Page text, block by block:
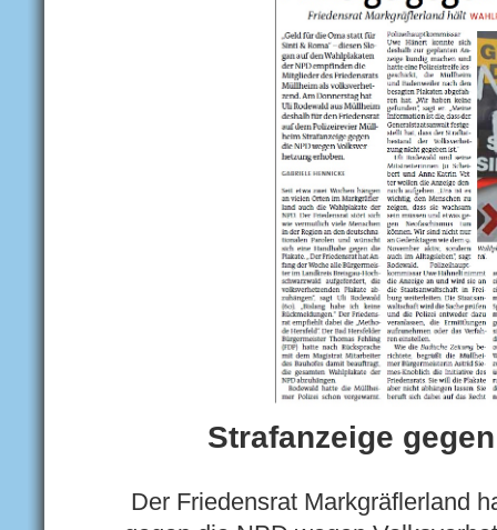
Strafanzeige
Der Friedensrat Markgräflerland